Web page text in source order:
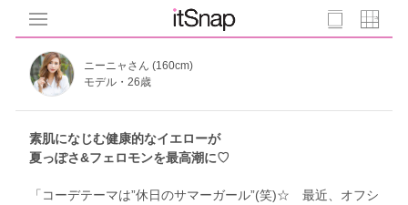
ニーニャさん (160cm)
モデル・26歳
素肌になじむ健康的なイエローが
夏っぽさ&フェロモンを最高潮に♡
「コーデテーマは”休日のサマーガール”(笑)☆ 最近、オフシ